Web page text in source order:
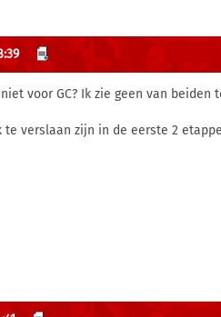
voor GC? Ik zie geen van
verslaan zijn in de eerste 2